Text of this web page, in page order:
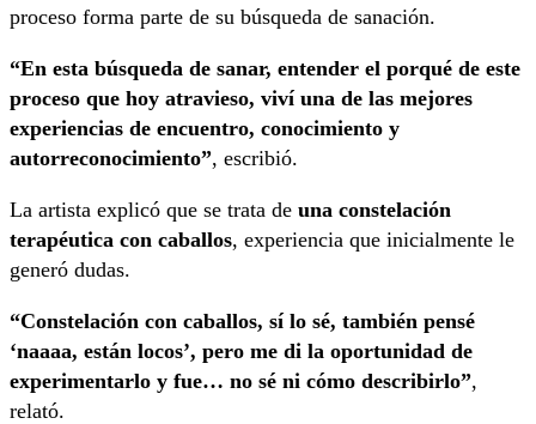
proceso forma parte de su búsqueda de sanación.
“En esta búsqueda de sanar, entender el porqué de este
proceso que hoy atravieso, viví una de las mejores
experiencias de encuentro, conocimiento y
autorreconocimiento”, escribió.
La artista explicó que se trata de una constelación
terapéutica con caballos, experiencia que inicialmente le
generó dudas.
“Constelación con caballos, sí lo sé, también pensé
‘naaaa, están locos’, pero me di la oportunidad de
experimentarlo y fue… no sé ni cómo describirlo”,
relató.